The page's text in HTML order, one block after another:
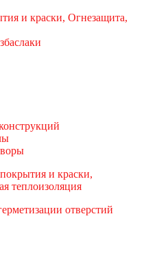
и краски, Огнезащита,
и краски,
теплоизоляция
отверстий